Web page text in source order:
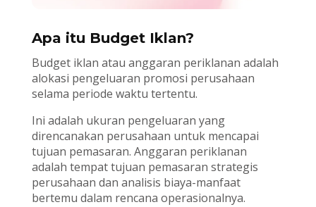
Apa itu Budget Iklan?
Budget iklan atau anggaran periklanan adalah
alokasi pengeluaran promosi perusahaan
selama periode waktu tertentu.
Ini adalah ukuran pengeluaran yang
direncanakan perusahaan untuk mencapai
tujuan pemasaran. Anggaran periklanan
adalah tempat tujuan pemasaran strategis
perusahaan dan analisis biaya-manfaat
bertemu dalam rencana operasionalnya.